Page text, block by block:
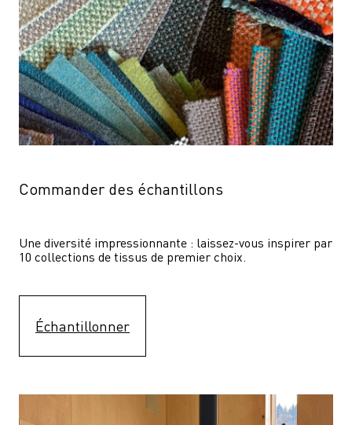
Commander des échantillons
Une diversité impressionnante : laissez-vous inspirer par
10 collections de tissus de premier choix.
Échantillonner